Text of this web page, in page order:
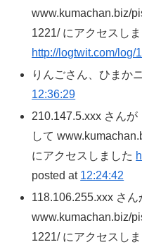
www.kumachan.biz/
1221/ にアクセスし
http://logtwit.com/log/
りんごさん、ひまか
12:36:29
210.147.5.xxx さん
して
にアクセスしました
posted at 12:24:42
118.106.255.xxx さ
www.kumachan.biz/
1221/ にアクセスし